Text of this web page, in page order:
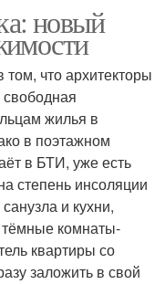
новый
том, что архитекторы
свободная
жилья в
в поэтажном
в БТИ, уже есть
степень инсоляции
и кухни,
комнаты-
квартиры со
заложить в свой